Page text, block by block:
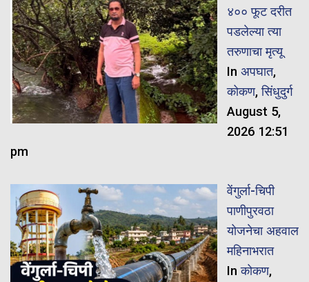
४०० फूट दरीत
पडलेल्या त्या
तरुणाचा मृत्यू
In अपघात,
कोकण,सिंधुदुर्ग
August 5,
2026 12:51
pm
वेंगुर्ला-चिपी
पाणीपुरवठा
योजनेचा अहवाल
महिनाभरात
Inकोकण,